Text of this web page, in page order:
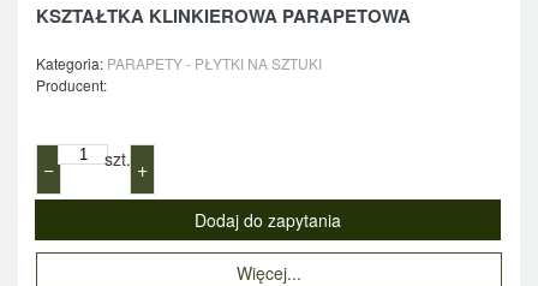
KSZTAŁTKA KLINKIEROWA PARAPETOWA
Kategoria: PARAPETY - PŁYTKI NA SZTUKI
Producent:
− szt. +
Więcej...